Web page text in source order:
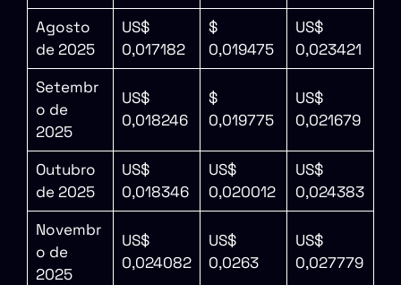
Agosto
de 2025
US$
0,017182
$
0,019475
US$
0,023421
Setembr
o de
2025
US$
0,018246
$
0,019775
US$
0,021679
Outubro
de 2025
US$
0,018346
US$
0,020012
US$
0,024383
Novembr
o de
2025
US$
0,024082
US$
0,0263
US$
0,027779